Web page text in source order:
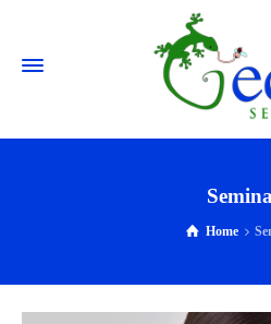
Home